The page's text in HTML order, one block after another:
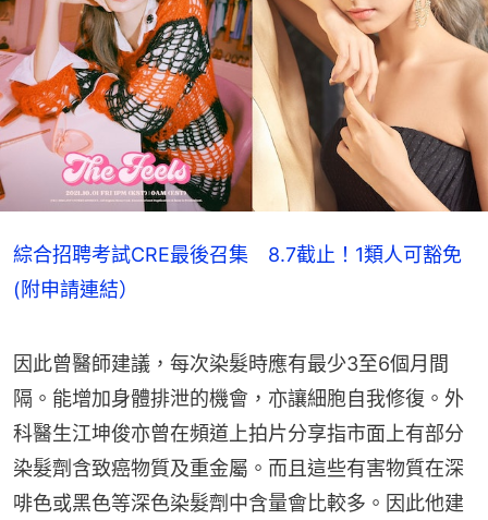
綜合招聘考試CRE最後召集 8.7截止！1類人可豁免
(附申請連結）
因此曾醫師建議，每次染髮時應有最少3至6個月間
隔。能增加身體排泄的機會，亦讓細胞自我修復。外
科醫生江坤俊亦曾在頻道上拍片分享指市面上有部分
染髮劑含致癌物質及重金屬。而且這些有害物質在深
啡色或黑色等深色染髮劑中含量會比較多。因此他建